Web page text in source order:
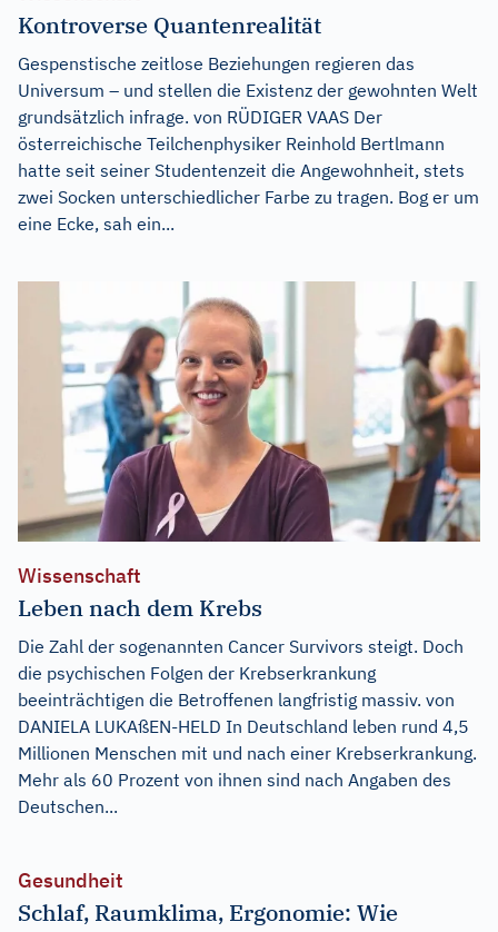
Kontroverse Quantenrealität
Gespenstische zeitlose Beziehungen regieren das
Universum – und stellen die Existenz der gewohnten Welt
grundsätzlich infrage. von RÜDIGER VAAS Der
österreichische Teilchenphysiker Reinhold Bertlmann
hatte seit seiner Studentenzeit die Angewohnheit, stets
zwei Socken unterschiedlicher Farbe zu tragen. Bog er um
eine Ecke, sah ein...
Wissenschaft
Leben nach dem Krebs
Die Zahl der sogenannten Cancer Survivors steigt. Doch
die psychischen Folgen der Krebserkrankung
beeinträchtigen die Betroffenen langfristig massiv. von
DANIELA LUKAßEN-HELD In Deutschland leben rund 4,5
Millionen Menschen mit und nach einer Krebserkrankung.
Mehr als 60 Prozent von ihnen sind nach Angaben des
Deutschen...
Gesundheit
Schlaf, Raumklima, Ergonomie: Wie